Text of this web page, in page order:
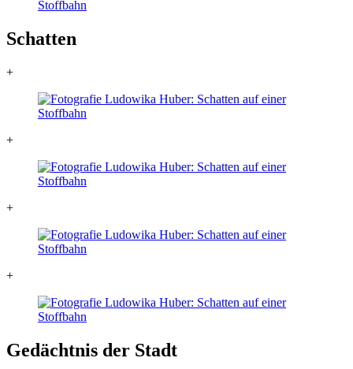
Schatten
+
+
+
+
Gedächtnis der Stadt